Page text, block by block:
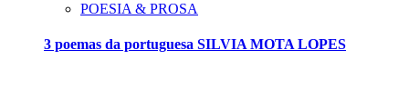
POESIA & PROSA
3 poemas da portuguesa SILVIA MOTA LOPES